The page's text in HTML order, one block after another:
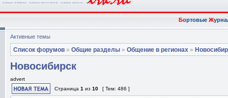
БортовыеЖ
Активные темы
Список форумов » Общие разделы » Общение в регионах »
Новосибирск
advert
Страница 1 из 10 [ Тем: 486 ]